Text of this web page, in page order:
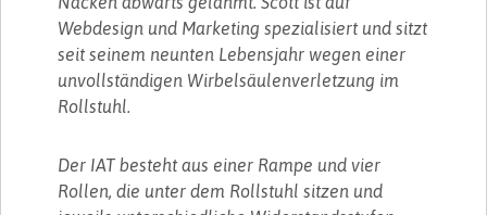
Webdesign und Marketing spezialisiert und sitzt
seit seinem neunten Lebensjahr wegen einer
unvollständigen Wirbelsäulenverletzung im
Rollstuhl.
Der IAT besteht aus einer Rampe und vier
Rollen, die unter dem Rollstuhl sitzen und